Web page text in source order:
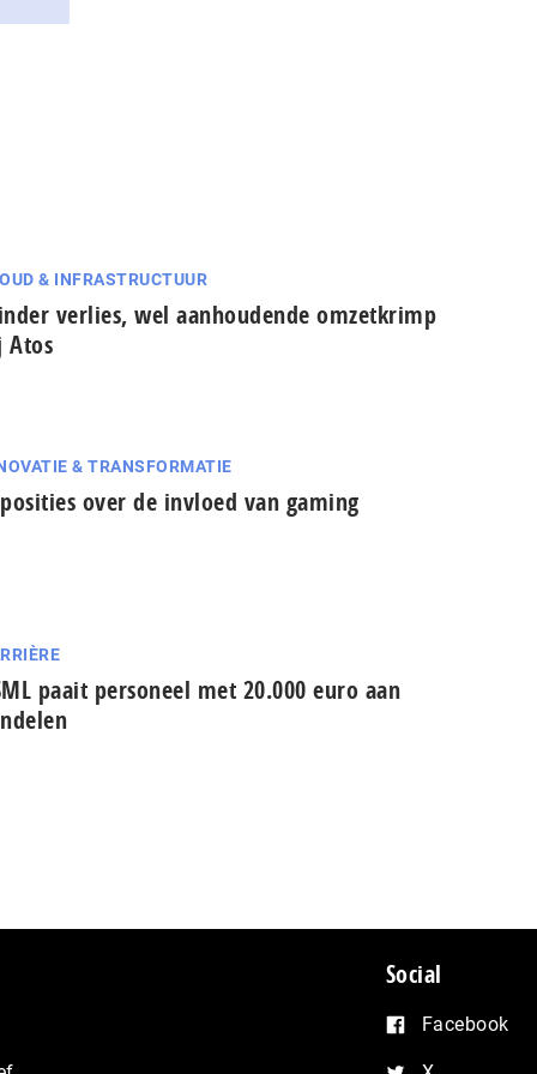
& INFRASTRUCTUUR
verlies, wel aanhoudende omzetkrimp
Atos
& TRANSFORMATIE
over de invloed van gaming
paait personeel met 20.000 euro aan
Social
Facebook